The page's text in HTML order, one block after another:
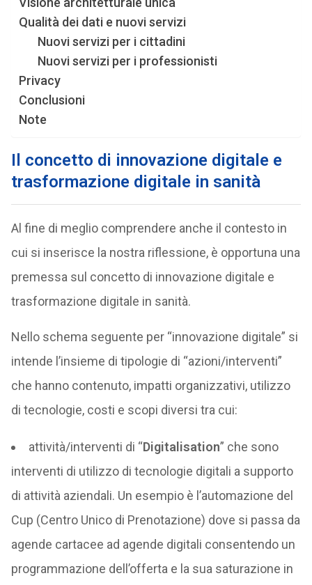
Qualità dei dati e nuovi servizi
Nuovi servizi per i cittadini
Nuovi servizi per i professionisti
Privacy
Conclusioni
Note
Il concetto di innovazione digitale e
trasformazione digitale in sanità
Al fine di meglio comprendere anche il contesto in
cui si inserisce la nostra riflessione, è opportuna una
premessa sul concetto di innovazione digitale e
trasformazione digitale in sanità.
Nello schema seguente per “innovazione digitale” si
intende l’insieme di tipologie di “azioni/interventi”
che hanno contenuto, impatti organizzativi, utilizzo
di tecnologie, costi e scopi diversi tra cui:
attività/interventi di “Digitalisation” che sono
interventi di utilizzo di tecnologie digitali a supporto
di attività aziendali. Un esempio è l’automazione del
Cup (Centro Unico di Prenotazione) dove si passa da
agende cartacee ad agende digitali consentendo un
programmazione dell’offerta e la sua saturazione in